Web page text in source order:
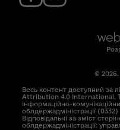
©
Весь контент доступний за
Attribution 4.0 International.
інформаційно-
облдержадміністрації
Відповідальні за зміст
облдержадміністрації: